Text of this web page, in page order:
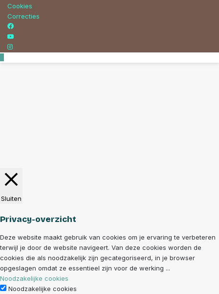
Cookies
Correcties
Facebook
YouTube
Instagram
Sluiten
Privacy-overzicht
Deze website maakt gebruik van cookies om je ervaring te verbeteren
terwijl je door de website navigeert. Van deze cookies worden de
cookies die als noodzakelijk zijn gecategoriseerd, in je browser
opgeslagen omdat ze essentieel zijn voor de werking ...
Noodzakelijke cookies
Noodzakelijke cookies